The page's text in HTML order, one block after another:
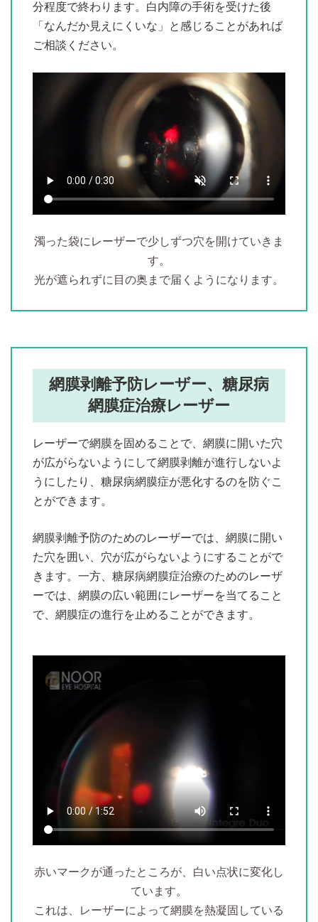
分程度で終わります。白内障の手術を受けた後
「なんだか見えにくいな」と感じることがあれば
ご相談ください。
濁った袋にレーザーで少しずつ穴を開けていきま
す。
光が遮られずに目の奥まで届くようになります。
網膜剥離予防レーザー、糖尿病
網膜症治療レーザー
レーザーで網膜を固めることで、網膜に開いた穴
が広がらないようにして網膜剥離が進行しないよ
うにしたり、糖尿病網膜症が悪化するのを防ぐこ
とができます。
網膜剥離予防のためのレーザーでは、網膜に開い
た穴を囲い、穴が広がらないようにすることがで
きます。一方、糖尿病網膜症治療のためのレーザ
ーでは、網膜の広い範囲にレーザーを当てること
で、網膜症の進行を止めることができます。
赤いマークが通ったところが、白い点状に変化し
ています。
これは、レーザーによって網膜を熱凝固している